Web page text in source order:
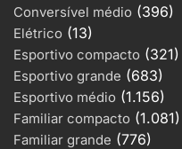
Conversível médio (396)
Elétrico (13)
Esportivo compacto (321)
Esportivo grande (683)
Esportivo médio (1.156)
Familiar compacto (1.081)
Familiar grande (776)